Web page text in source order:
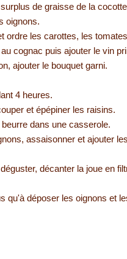
de graisse de la
oignons.
ordre les carottes, les
cognac puis ajouter le vin
ajouter le bouquet garni.
4 heures.
et épépiner les raisins.
dans une casserole.
assaisonner et ajouter
décanter la joue en
qu'à déposer les oignons et